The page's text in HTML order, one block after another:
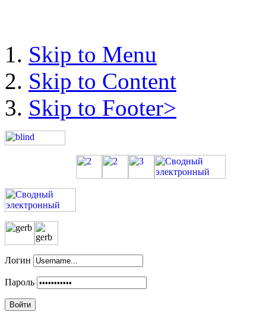
Skip to Menu
Skip to Content
Skip to Footer>
Логин
Пароль
Войти